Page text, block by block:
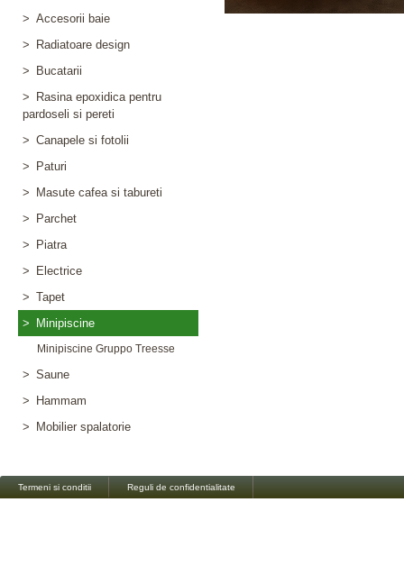
> Accesorii baie
>
Radiatoare design
>
Bucatarii
>
Rasina epoxidica pentru
pardoseli si pereti
> Canapele si fotolii
>
Paturi
>
Masute cafea si tabureti
>
Parchet
>
Piatra
>
Electrice
> Tapet
>
Minipiscine
Minipiscine Gruppo Treesse
> Saune
>
Hammam
>
Mobilier spalatorie
Termeni si conditii Reguli de confidentialitate